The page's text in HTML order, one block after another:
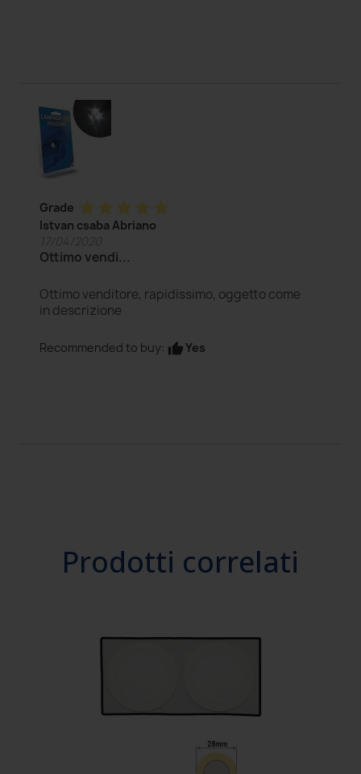
Grade star star star star star
Istvan csaba Abriano
Ottimo vendi...
Ottimo venditore, rapidissimo, oggetto come
in descrizione
Recommended to buy: thumb_upYes
Prodotti correlati